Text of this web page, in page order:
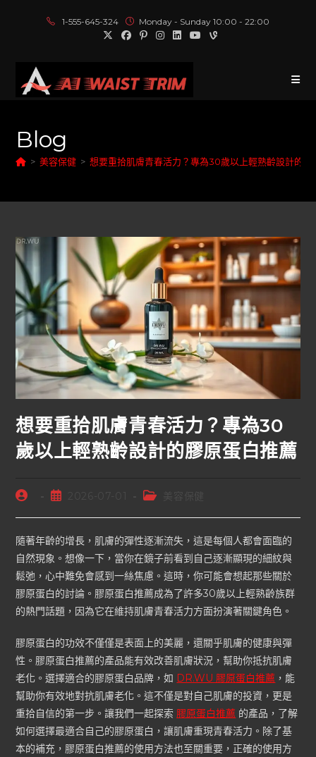
1-555-645-324 Monday - Sunday 10:00 - 22:00
Blog
> 美容保健 > 想要重拾肌膚青春活力？專為30歲以上輕熟齡設計的膠
想要重拾肌膚青春活力？專為30
歲以上輕熟齡設計的膠原蛋白推薦
隨著年齡的增長，肌膚的彈性逐漸流失，這是每個人都會面臨的
自然現象。想像一下，當你在鏡子前看到自己逐漸顯現的細紋與
鬆弛，心中難免會感到一絲焦慮。這時，你可能會想起那些關於
膠原蛋白的討論。膠原蛋白推薦成為了許多30歲以上輕熟齡族群
的熱門話題，因為它在維持肌膚青春活力方面扮演著關鍵角色。
膠原蛋白的功效不僅僅是表面上的美麗，還關乎肌膚的健康與彈
性。膠原蛋白推薦的產品能有效改善肌膚狀況，幫助你抵抗肌膚
老化。選擇適合的膠原蛋白品牌，如 DR.WU 膠原蛋白推薦 ，能
幫助你有效地對抗肌膚老化。這不僅是對自己肌膚的投資，更是
重拾自信的第一步。讓我們一起探索 膠原蛋白推薦 的產品，了解
如何選擇最適合自己的膠原蛋白，讓肌膚重現青春活力。除了基
本的補充，膠原蛋白推薦的使用方法也至關重要，正確的使用方